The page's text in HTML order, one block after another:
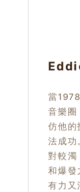
當
音樂圈
仿他的
法成
對較濁
和爆發
有力又